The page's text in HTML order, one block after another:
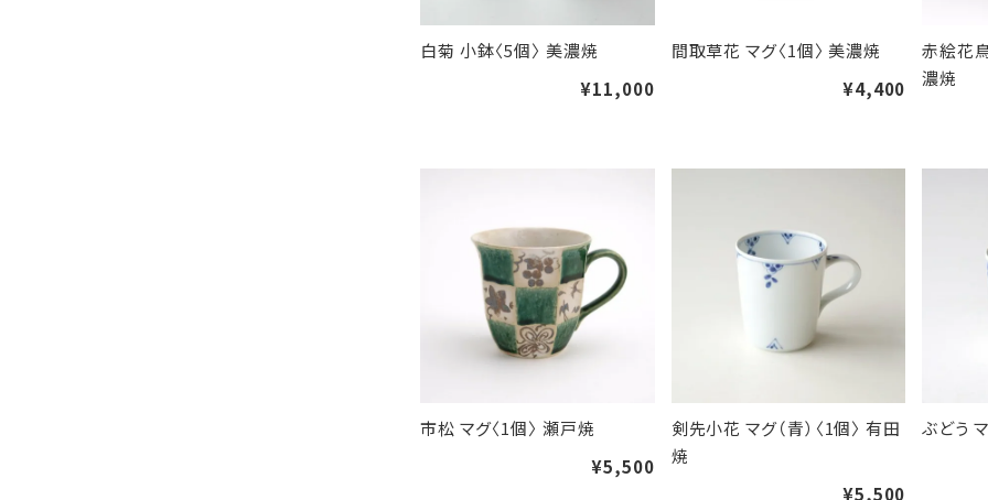
白菊 小鉢〈5個〉 美濃焼
¥11,000
間取草花 マグ〈1個〉 美濃焼
¥4,400
赤絵花
濃焼
市松 マグ〈1個〉 瀬戸焼
¥5,500
剣先小花 マグ（青）〈1個〉 有田
焼
¥5,500
ぶどう